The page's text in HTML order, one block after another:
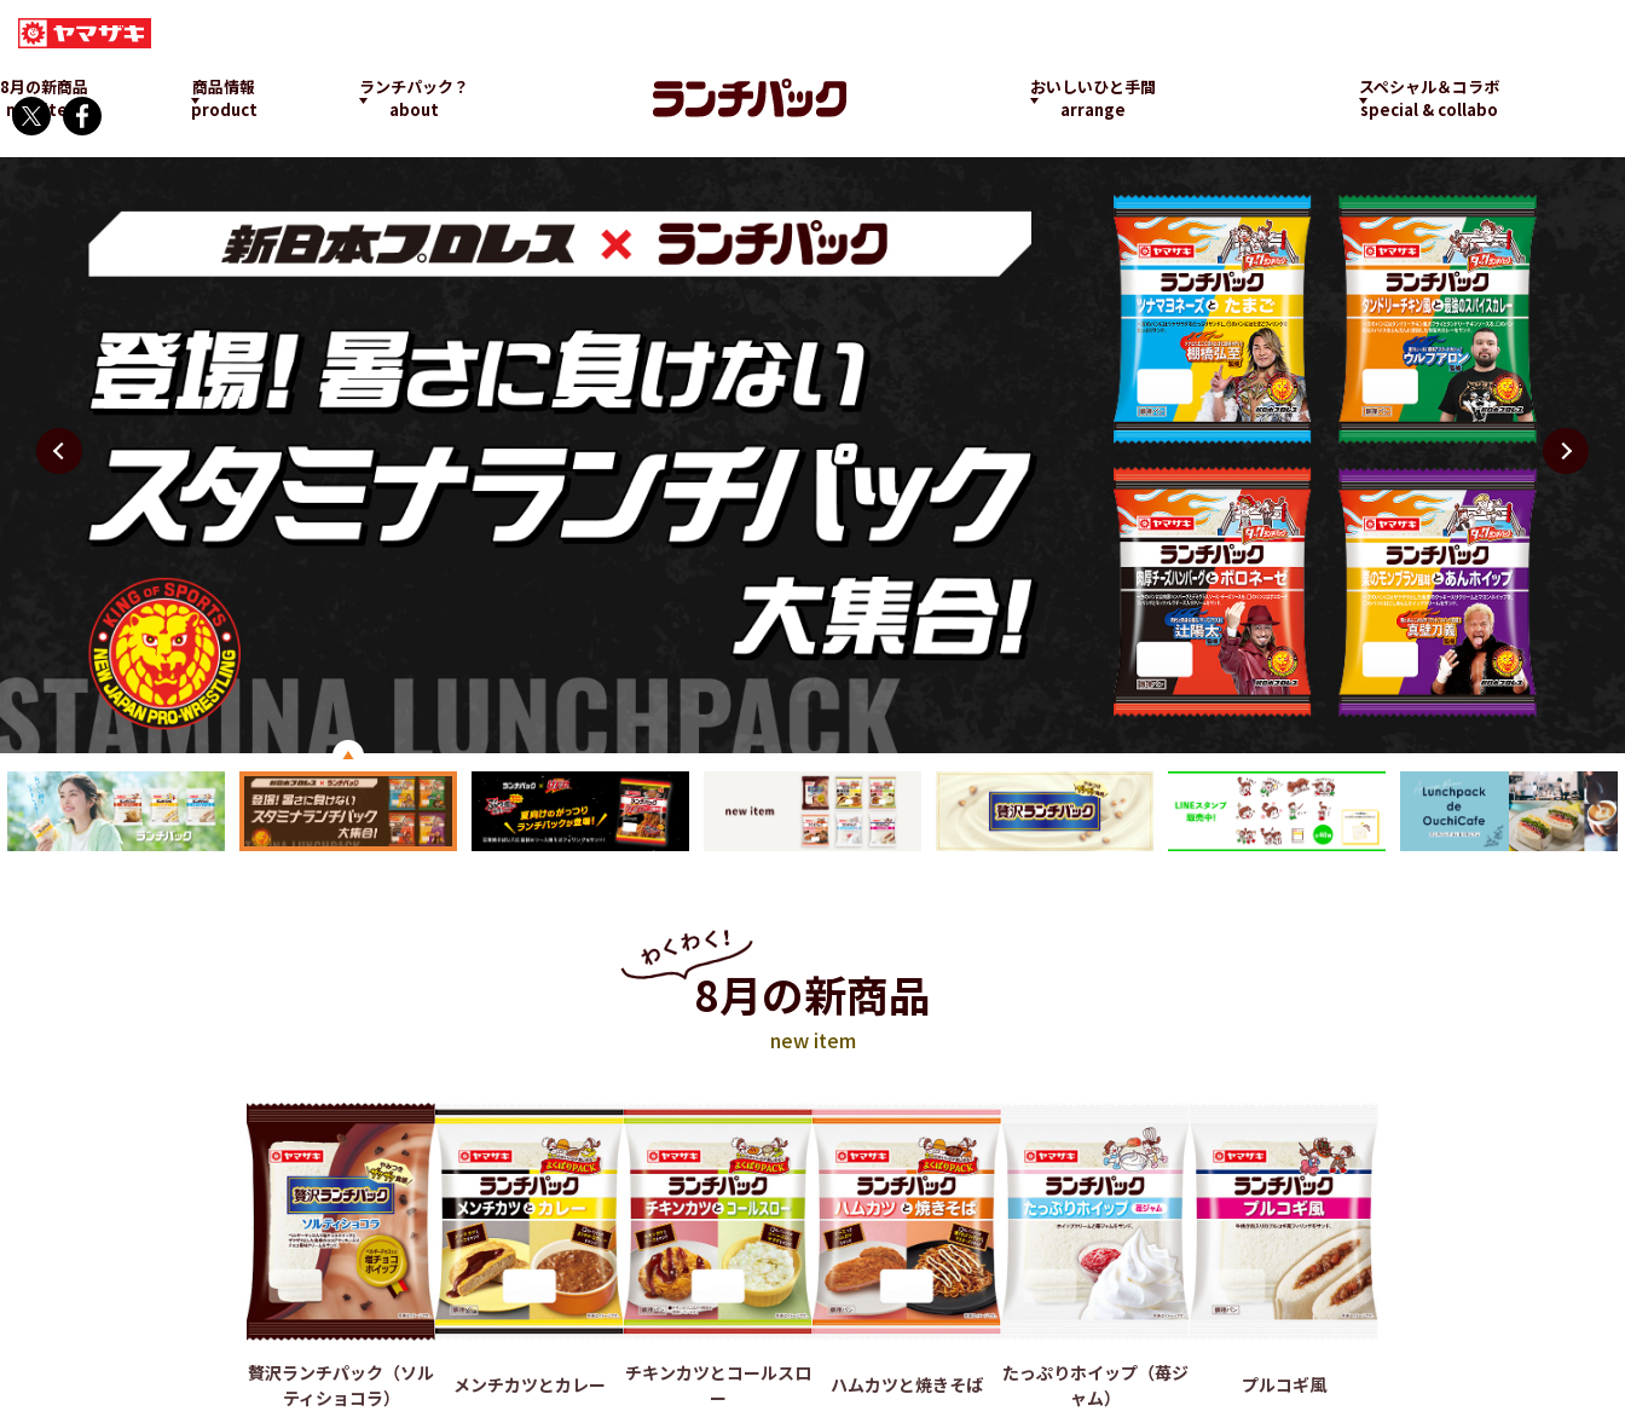
8月の新商品
new item
商品情報
product
発売中の商品 よくばりPACK 贅沢ランチパック パッケージギャラリー
ランチパック？
about
ランチパックとは
ランチちゃんとパック
くん
ランチパックヒストリ
コラボライブラリー
数字で知るランチパッ
工場見学
おいしいひと手間
arrange
ランチパックの
楽しみ方
スペシャル＆コラボ
special & collabo
新着コラボ
8月の新商品
new item
贅沢ランチパック（ソル
ティショコラ）
メンチカツとカレー
チキンカツとコールスロ
ー
ハムカツと焼きそば
たっぷりホイップ（苺ジ
ャム）
プルコギ風